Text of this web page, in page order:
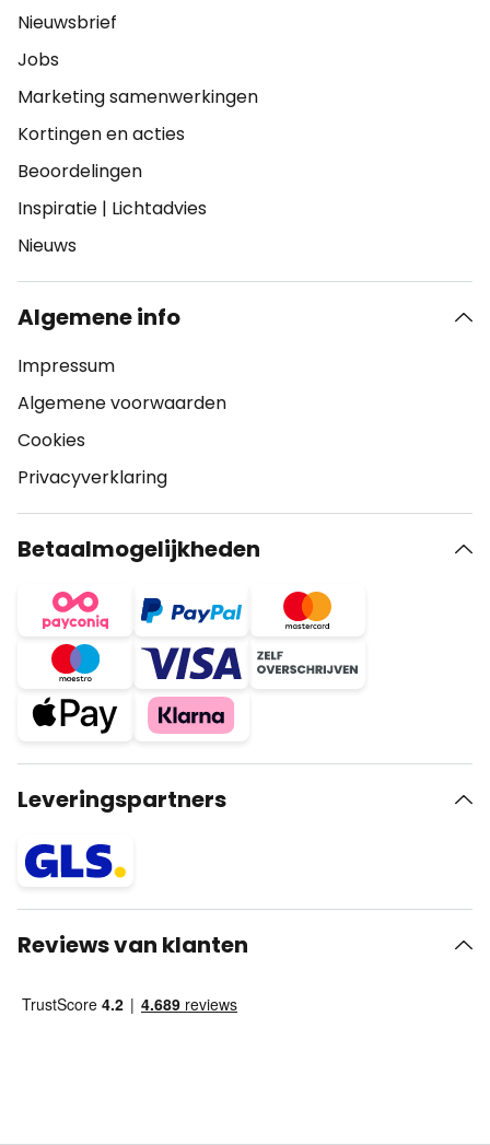
Nieuwsbrief
Jobs
Marketing samenwerkingen
Kortingen en acties
Beoordelingen
Inspiratie | Lichtadvies
Nieuws
Algemene info
Impressum
Algemene voorwaarden
Cookies
Privacyverklaring
Betaalmogelijkheden
Leveringspartners
Reviews van klanten